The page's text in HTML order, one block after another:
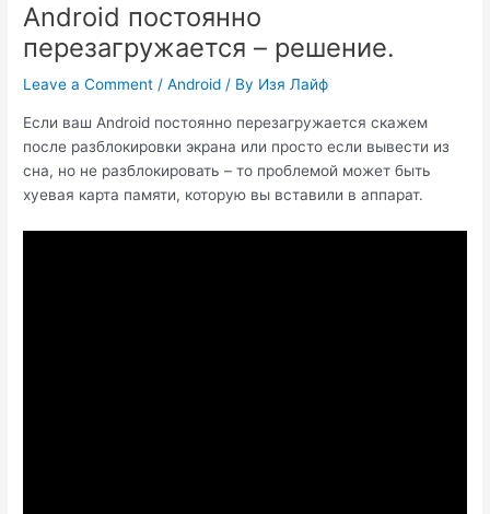
Android постоянно
перезагружается – решение.
Leave a Comment /Android / By Изя Лайф
Если ваш Android постоянно перезагружается скажем
после разблокировки экрана или просто если вывести из
сна, но не разблокировать – то проблемой может быть
хуевая карта памяти, которую вы вставили в аппарат.